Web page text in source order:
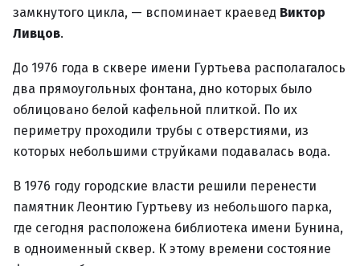
замкнутого цикла, — вспоминает краевед Виктор
Ливцов.
До 1976 года в сквере имени Гуртьева располагалось
два прямоугольных фонтана, дно которых было
облицовано белой кафельной плиткой. По их
периметру проходили трубы с отверстиями, из
которых небольшими струйками подавалась вода.
В 1976 году городские власти решили перенести
памятник Леонтию Гуртьеву из небольшого парка,
где сегодня расположена библиотека имени Бунина,
в одноименный сквер. К этому времени состояние